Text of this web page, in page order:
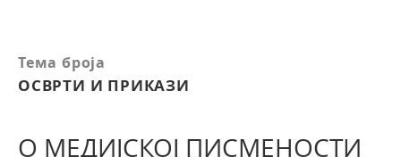
Тема броја
ОСВРТИ И ПРИКАЗИ
О МЕДИЈСКОЈ ПИСМЕНОСТИ